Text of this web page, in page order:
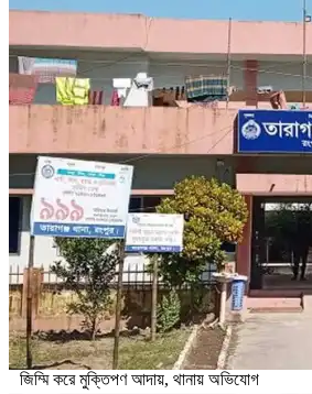
জিম্মি করে মুক্তিপণ আদায়, থানায় অভিযোগ